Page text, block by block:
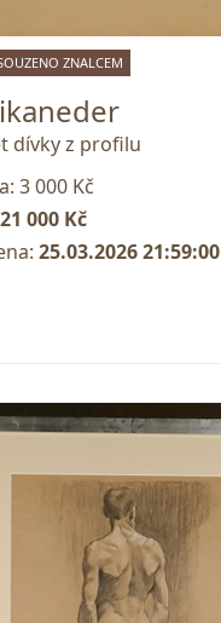
ZNALCEM
dívky z profilu
3 000 Kč
21 000 Kč
25.03.2026 21:59:00